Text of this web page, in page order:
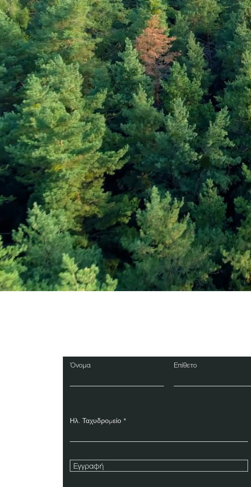
Όνομα Επίθετο
Ηλ. Ταχυδρομείο
Εγγραφή